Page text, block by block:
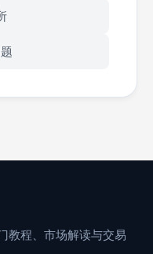
教程、市场解读与交易